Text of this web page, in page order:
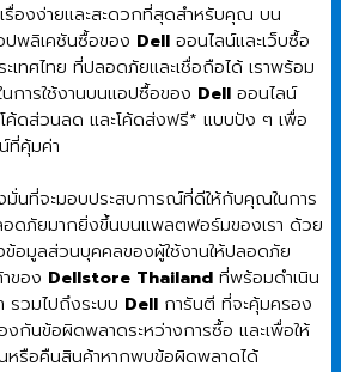
รื่องง่ายและสะดวกที่สุดสำหรับคุณ บน
ปพลิเคชันซื้อของ Dell ออนไลน์และเว็บซื้อ
เทศไทย ที่ปลอดภัยและเชื่อถือได้ เราพร้อม
ารใช้งานบนแอปซื้อของ Dell ออนไลน์
ค้ดส่วนลด และโค้ดส่งฟรี* แบบปัง ๆ เพื่อ
ที่คุ้มค่า
มั่นที่จะมอบประสบการณ์ที่ดีให้กับคุณในการ
อดภัยมากยิ่งขึ้นบนแพลตฟอร์มของเรา ด้วย
อมูลส่วนบุคคลของผู้ใช้งานให้ปลอดภัย
ของ Dellstore Thailand ที่พร้อมดำเนิน
รวมไปถึงระบบ Dell การันตี ที่จะคุ้มครอง
กันข้อผิดพลาดระหว่างการซื้อ และเพื่อให้
หรือคืนสินค้าหากพบข้อผิดพลาดได้